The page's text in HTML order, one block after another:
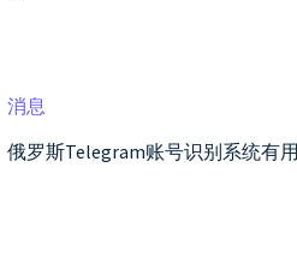
消息
俄罗斯Telegram账号识别系统有